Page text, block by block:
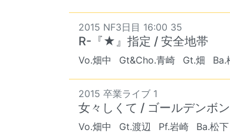
2015 NF3日目 16:00 35
R-『★』指定 / 安全地帯
Vo.畑中 Gt&Cho.青崎 Gt.畑 Ba.
2015 卒業ライブ 1
女々しくて / ゴールデンボ
Vo.畑中 Gt.渡辺 Pf.岩崎 Ba.松下